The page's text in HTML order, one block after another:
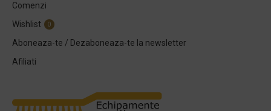
Comenzi
Wishlist
0
Aboneaza-te / Dezaboneaza-te la newsletter
Afiliati